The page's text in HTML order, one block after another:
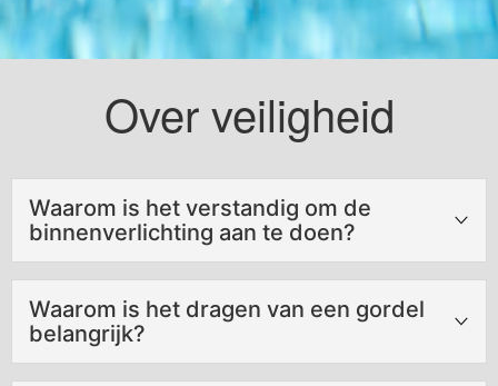
Over veiligheid
Waarom is het verstandig om de
binnenverlichting aan te doen?
Orientatie!
Het kan zijn dat je niet meer weet wat onder en boven
is, of dat je zelfs bewusteloos bent geraakt.
Waarom is het dragen van een gordel
belangrijk?